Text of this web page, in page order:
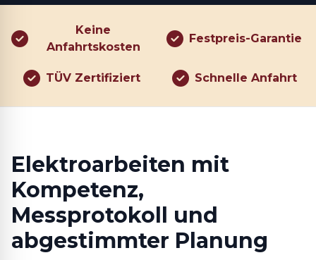
Keine
Anfahrtskosten
Festpreis-Garantie
TÜV Zertifiziert Schnelle Anfahrt
Elektroarbeiten mit
Kompetenz,
Messprotokoll und
abgestimmter Planung